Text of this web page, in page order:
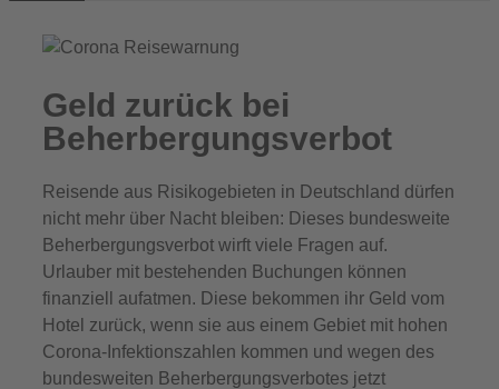
Geld zurück bei
Beherbergungsverbot
Reisende aus Risikogebieten in Deutschland dürfen
nicht mehr über Nacht bleiben: Dieses bundesweite
Beherbergungsverbot wirft viele Fragen auf.
Urlauber mit bestehenden Buchungen können
finanziell aufatmen. Diese bekommen ihr Geld vom
Hotel zurück, wenn sie aus einem Gebiet mit hohen
Corona-Infektionszahlen kommen und wegen des
bundesweiten Beherbergungsverbotes jetzt